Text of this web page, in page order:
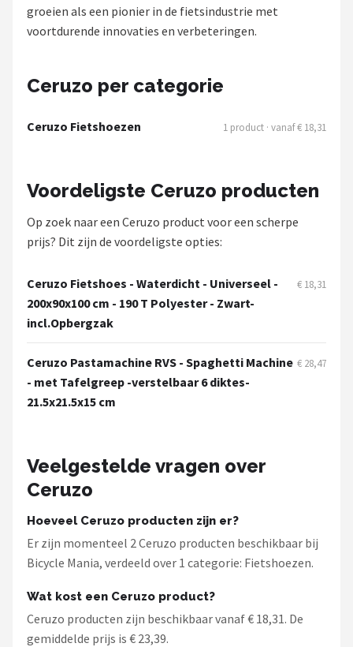
Basil
ABUS
AXA
Schwalbe
Voltano
Shimano
Cortina
Alle merken →
groeien als een pionier in de fietsindustrie met
voortdurende innovaties en verbeteringen.
Ceruzo per categorie
Ceruzo Fietshoezen 1 product · vanaf € 18,31
Voordeligste Ceruzo producten
Op zoek naar een Ceruzo product voor een scherpe
prijs? Dit zijn de voordeligste opties:
Ceruzo Fietshoes - Waterdicht - Universeel -
200x90x100 cm - 190 T Polyester - Zwart-
incl.Opbergzak
€ 18,31
Ceruzo Pastamachine RVS - Spaghetti Machine
- met Tafelgreep -verstelbaar 6 diktes-
21.5x21.5x15 cm
€ 28,47
Veelgestelde vragen over
Ceruzo
Hoeveel Ceruzo producten zijn er?
Er zijn momenteel 2 Ceruzo producten beschikbaar bij
Bicycle Mania, verdeeld over 1 categorie: Fietshoezen.
Wat kost een Ceruzo product?
Ceruzo producten zijn beschikbaar vanaf € 18,31. De
gemiddelde prijs is € 23,39.